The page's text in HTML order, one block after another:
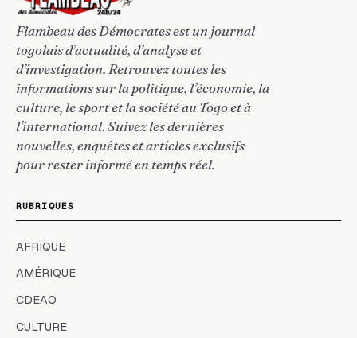
Flambeau des Démocrates est un journal
togolais d’actualité, d’analyse et
d’investigation. Retrouvez toutes les
informations sur la politique, l’économie, la
culture, le sport et la société au Togo et à
l’international. Suivez les dernières
nouvelles, enquêtes et articles exclusifs
pour rester informé en temps réel.
RUBRIQUES
AFRIQUE
AMÉRIQUE
CDEAO
CULTURE